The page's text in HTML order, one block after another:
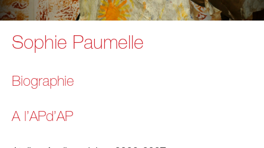
Sophie Paumelle
Biographie
A l’APd’AP